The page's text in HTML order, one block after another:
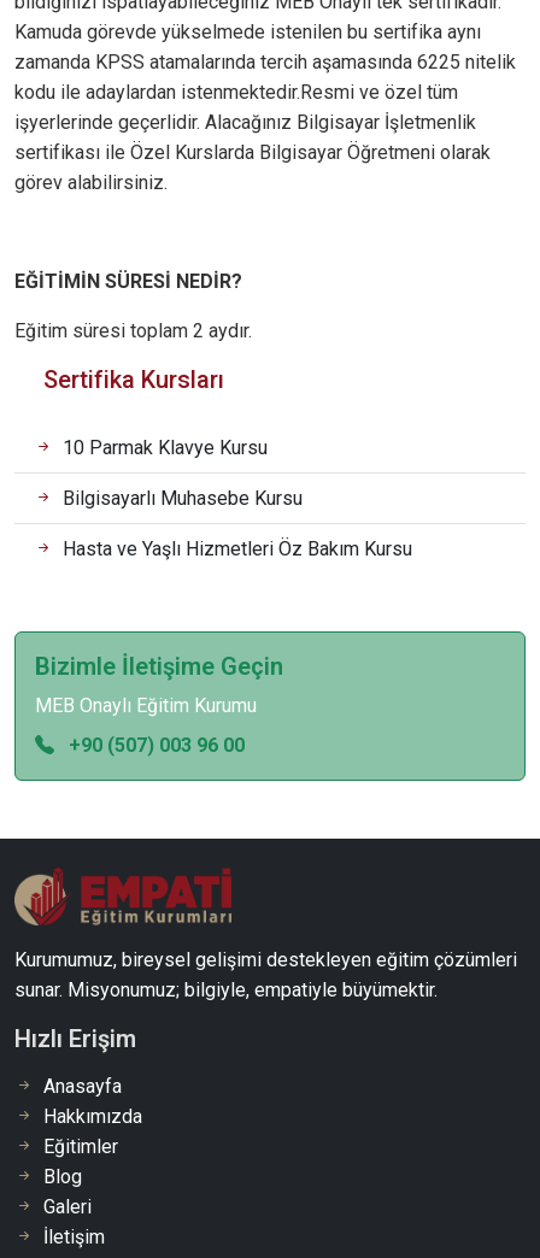
Kamuda görevde yükselmede istenilen bu sertifika aynı
zamanda KPSS atamalarında tercih aşamasında 6225 nitelik
kodu ile adaylardan istenmektedir.Resmi ve özel tüm
işyerlerinde geçerlidir. Alacağınız Bilgisayar İşletmenlik
sertifikası ile Özel Kurslarda Bilgisayar Öğretmeni olarak
görev alabilirsiniz.
EĞİTİMİN SÜRESİ NEDİR?
Eğitim süresi toplam 2 aydır.
Sertifika Kursları
10 Parmak Klavye Kursu
Bilgisayarlı Muhasebe Kursu
Hasta ve Yaşlı Hizmetleri Öz Bakım Kursu
Bizimle İletişime Geçin
MEB Onaylı Eğitim Kurumu
+90 (507) 003 96 00
Kurumumuz, bireysel gelişimi destekleyen eğitim çözümleri
sunar. Misyonumuz; bilgiyle, empatiyle büyümektir.
Hızlı Erişim
Anasayfa
Hakkımızda
Eğitimler
Blog
Galeri
İletişim